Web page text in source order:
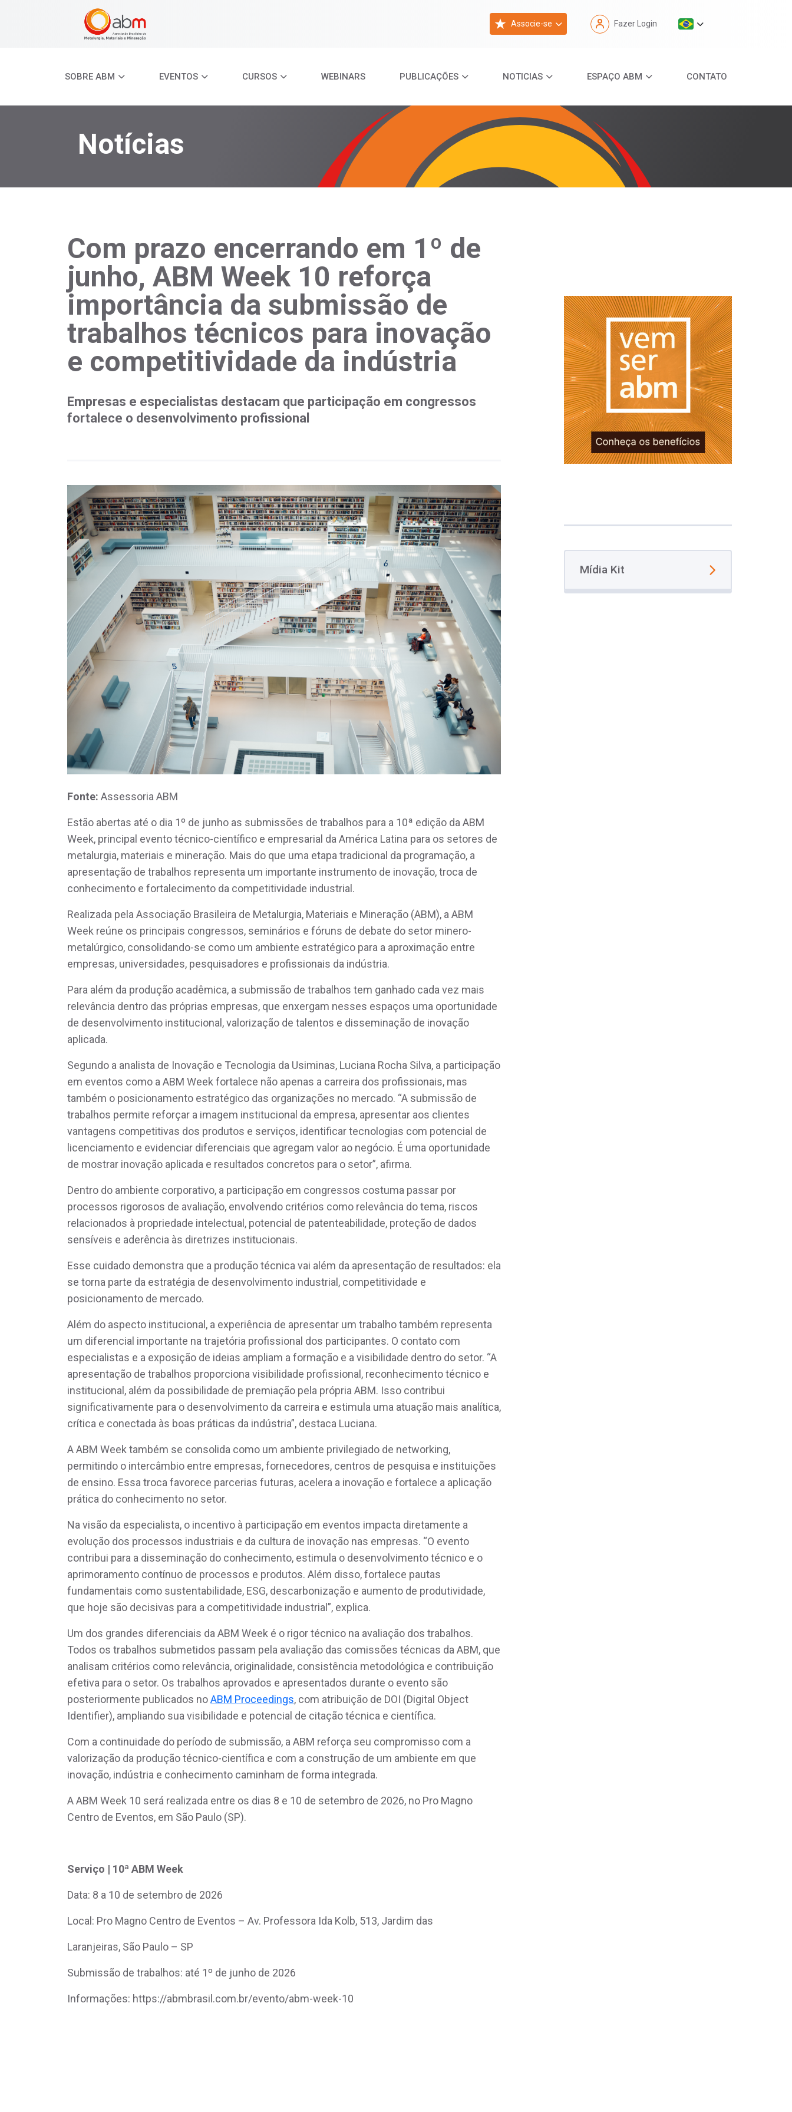
Associe-se Fazer Login
SOBRE ABM EVENTOS CURSOS WEBINARS PUBLICAÇÕES NOTICIAS ESPAÇO ABM CONTATO
Notícias
Com prazo encerrando em 1º de
junho, ABM Week 10 reforça
importância da submissão de
trabalhos técnicos para inovação
e competitividade da indústria
Empresas e especialistas destacam que participação em congressos
fortalece o desenvolvimento profissional
Fonte: Assessoria ABM
Estão abertas até o dia 1º de junho as submissões de trabalhos para a 10ª edição da ABM
Week, principal evento técnico-científico e empresarial da América Latina para os setores de
metalurgia, materiais e mineração. Mais do que uma etapa tradicional da programação, a
apresentação de trabalhos representa um importante instrumento de inovação, troca de
conhecimento e fortalecimento da competitividade industrial.
Realizada pela Associação Brasileira de Metalurgia, Materiais e Mineração (ABM), a ABM
Week reúne os principais congressos, seminários e fóruns de debate do setor minero-
metalúrgico, consolidando-se como um ambiente estratégico para a aproximação entre
empresas, universidades, pesquisadores e profissionais da indústria.
Para além da produção acadêmica, a submissão de trabalhos tem ganhado cada vez mais
relevância dentro das próprias empresas, que enxergam nesses espaços uma oportunidade
de desenvolvimento institucional, valorização de talentos e disseminação de inovação
aplicada.
Segundo a analista de Inovação e Tecnologia da Usiminas, Luciana Rocha Silva, a participação
em eventos como a ABM Week fortalece não apenas a carreira dos profissionais, mas
também o posicionamento estratégico das organizações no mercado. “A submissão de
trabalhos permite reforçar a imagem institucional da empresa, apresentar aos clientes
vantagens competitivas dos produtos e serviços, identificar tecnologias com potencial de
licenciamento e evidenciar diferenciais que agregam valor ao negócio. É uma oportunidade
de mostrar inovação aplicada e resultados concretos para o setor”, afirma.
Dentro do ambiente corporativo, a participação em congressos costuma passar por
processos rigorosos de avaliação, envolvendo critérios como relevância do tema, riscos
relacionados à propriedade intelectual, potencial de patenteabilidade, proteção de dados
sensíveis e aderência às diretrizes institucionais.
Esse cuidado demonstra que a produção técnica vai além da apresentação de resultados: ela
se torna parte da estratégia de desenvolvimento industrial, competitividade e
posicionamento de mercado.
Além do aspecto institucional, a experiência de apresentar um trabalho também representa
um diferencial importante na trajetória profissional dos participantes. O contato com
especialistas e a exposição de ideias ampliam a formação e a visibilidade dentro do setor. “A
apresentação de trabalhos proporciona visibilidade profissional, reconhecimento técnico e
institucional, além da possibilidade de premiação pela própria ABM. Isso contribui
significativamente para o desenvolvimento da carreira e estimula uma atuação mais analítica,
crítica e conectada às boas práticas da indústria”, destaca Luciana.
A ABM Week também se consolida como um ambiente privilegiado de networking,
permitindo o intercâmbio entre empresas, fornecedores, centros de pesquisa e instituições
de ensino. Essa troca favorece parcerias futuras, acelera a inovação e fortalece a aplicação
prática do conhecimento no setor.
Na visão da especialista, o incentivo à participação em eventos impacta diretamente a
evolução dos processos industriais e da cultura de inovação nas empresas. “O evento
contribui para a disseminação do conhecimento, estimula o desenvolvimento técnico e o
aprimoramento contínuo de processos e produtos. Além disso, fortalece pautas
fundamentais como sustentabilidade, ESG, descarbonização e aumento de produtividade,
que hoje são decisivas para a competitividade industrial”, explica.
Um dos grandes diferenciais da ABM Week é o rigor técnico na avaliação dos trabalhos.
Todos os trabalhos submetidos passam pela avaliação das comissões técnicas da ABM, que
analisam critérios como relevância, originalidade, consistência metodológica e contribuição
efetiva para o setor. Os trabalhos aprovados e apresentados durante o evento são
posteriormente publicados noABM Proceedings, com atribuição de DOI (Digital Object
Identifier), ampliando sua visibilidade e potencial de citação técnica e científica.
Com a continuidade do período de submissão, a ABM reforça seu compromisso com a
valorização da produção técnico-científica e com a construção de um ambiente em que
inovação, indústria e conhecimento caminham de forma integrada.
A ABM Week 10 será realizada entre os dias 8 e 10 de setembro de 2026, no Pro Magno
Centro de Eventos, em São Paulo (SP).
Serviço | 10ª ABM Week
Data: 8 a 10 de setembro de 2026
Local: Pro Magno Centro de Eventos – Av. Professora Ida Kolb, 513, Jardim das
Laranjeiras, São Paulo – SP
Submissão de trabalhos: até 1º de junho de 2026
Informações: https://abmbrasil.com.br/evento/abm-week-10
Mídia Kit